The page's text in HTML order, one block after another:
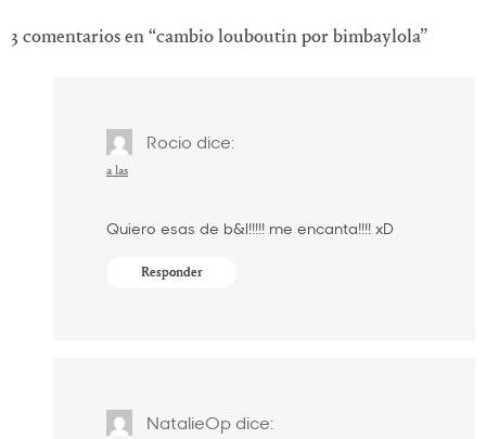
3 comentarios en “cambio louboutin por bimbaylola”
Rocio dice:
a las
Quiero esas de b&l!!!!! me encanta!!!! xD
Responder
NatalieOp dice: